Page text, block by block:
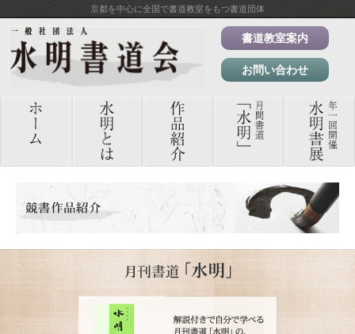
京都を中心に全国で書道教室をもつ書道団体
書道教室案内
お問い合わせ